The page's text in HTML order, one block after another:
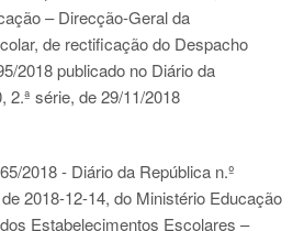
– Direcção-Geral da
de rectificação do Despacho
2018 publicado no Diário da
2.ª série, de 29/11/2018
2018 - Diário da República n.º
2018-12-14, do Ministério Educação
Estabelecimentos Escolares –